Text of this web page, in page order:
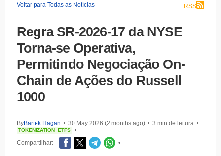
Voltar para Todas as Notícias RSS
Regra SR-2026-17 da NYSE
Torna-se Operativa,
Permitindo Negociação On-
Chain de Ações do Russell
1000
ByBartek Hagan • 30 May 2026 (2 months ago) • 3 min de leitura •
TOKENIZATION ETFS •
Compartilhar: •